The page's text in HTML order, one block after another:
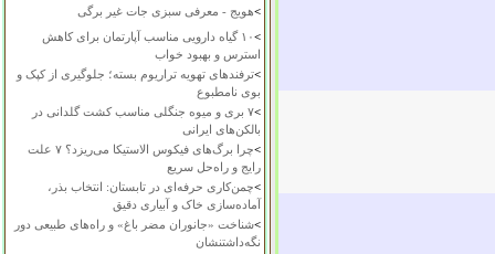
>هویج - معرفی سبزی جات غیر برگی
>
۱۰ گیاه دارویی مناسب آپارتمان برای کاهش
استرس و بهبود خواب
>ترفندهای تهویه تراریوم بسته؛ جلوگیری از کپک و
بوی نامطبوع
>
۷ بری و میوه جنگلی مناسب کشت گلدانی در
بالکن‌های ایرانی
>
چرا برگ‌های فیکوس الاستیکا می‌ریزد؟ ۷ علت
رایج و راه‌حل سریع
>چمن‌کاری حرفه‌ای در تابستان: انتخاب بذر،
آماده‌سازی خاک و آبیاری دقیق
>شناخت «جانوران مضر باغ» و راه‌های طبیعی دور
نگه‌داشتنشان